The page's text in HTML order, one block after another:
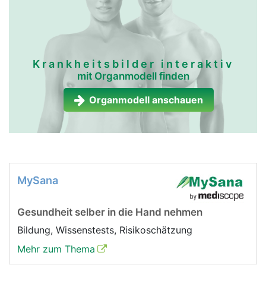
Krankheitsbilder interaktiv
mit Organmodell finden
Organmodell anschauen
MySana
Gesundheit selber in die Hand nehmen
Bildung, Wissenstests, Risikoschätzung
Mehr zum Thema